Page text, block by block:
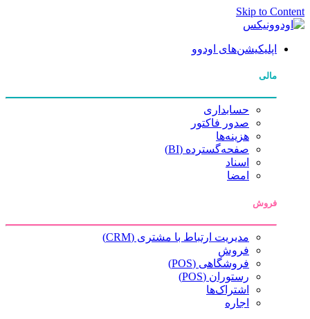
Skip to Content
اپلیکیشن‌های اودوو
مالی
حسابداری
صدور فاکتور
هزینه‌ها
صفحه‌گسترده (BI)
اسناد
امضا
فروش
مدیریت ارتباط با مشتری (CRM)
فروش
فروشگاهی (POS)
رستوران (POS)
اشتراک‌ها
اجاره